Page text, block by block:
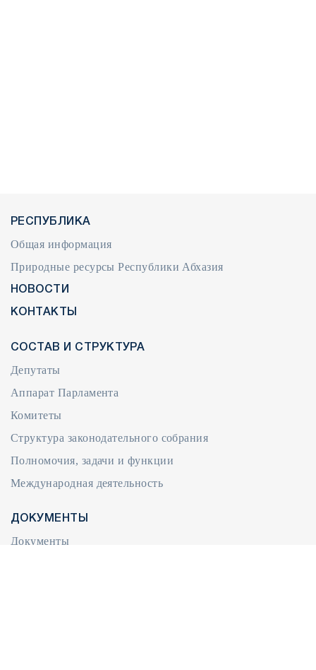
РЕСПУБЛИКА
Общая информация
Природные ресурсы Республики Абхазия
НОВОСТИ
КОНТАКТЫ
СОСТАВ И СТРУКТУРА
Депутаты
Аппарат Парламента
Комитеты
Структура законодательного собрания
Полномочия, задачи и функции
Международная деятельность
ДОКУМЕНТЫ
Документы